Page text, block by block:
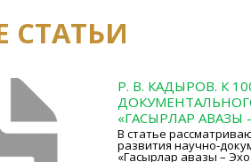
СТАТЬИ
Р. В. КАДЫРОВ. К
«ГАСЫРЛАР АВАЗЫ
В статье
развития научно-
«Гасырлар авазы –